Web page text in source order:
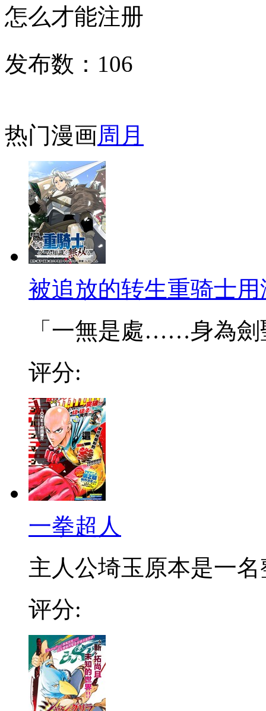
怎么才能注册
发布数： 106
热门漫画周 月
被追放的转生重骑士
「一無是處……身為劍
评分:
一拳超人
主人公埼玉原本是一名
评分: